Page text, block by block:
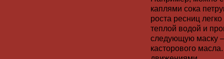
каплями сока
роста ресниц
теплой водой и
следующую маску –
касторового